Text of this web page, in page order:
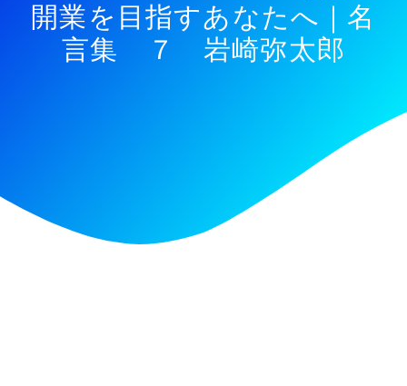
開業を目指すあなたへ｜名
言集 ７ 岩崎弥太郎